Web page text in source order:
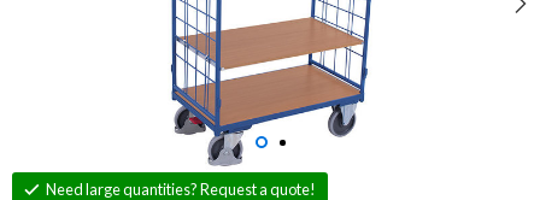
Need large quantities? Request a quote!